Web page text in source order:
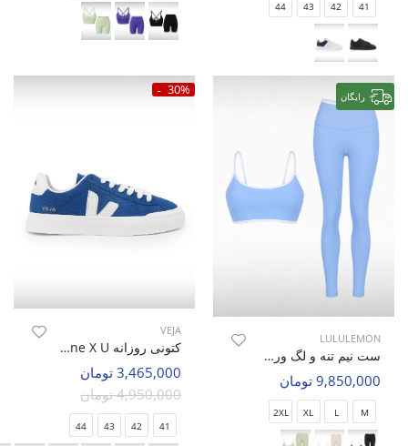
41
42
43
44
رایگان
LULULEMON
ست نیم تنه و لگ ورزشی زنانه لولولمون Luna Charm W
9,850,000 تومان
M
L
XL
2XL
30%
VEJA
کتونی روزانه Unisex VEJA Veja One X U
3,465,000 تومان
4,950,000 تومان
41
42
43
44